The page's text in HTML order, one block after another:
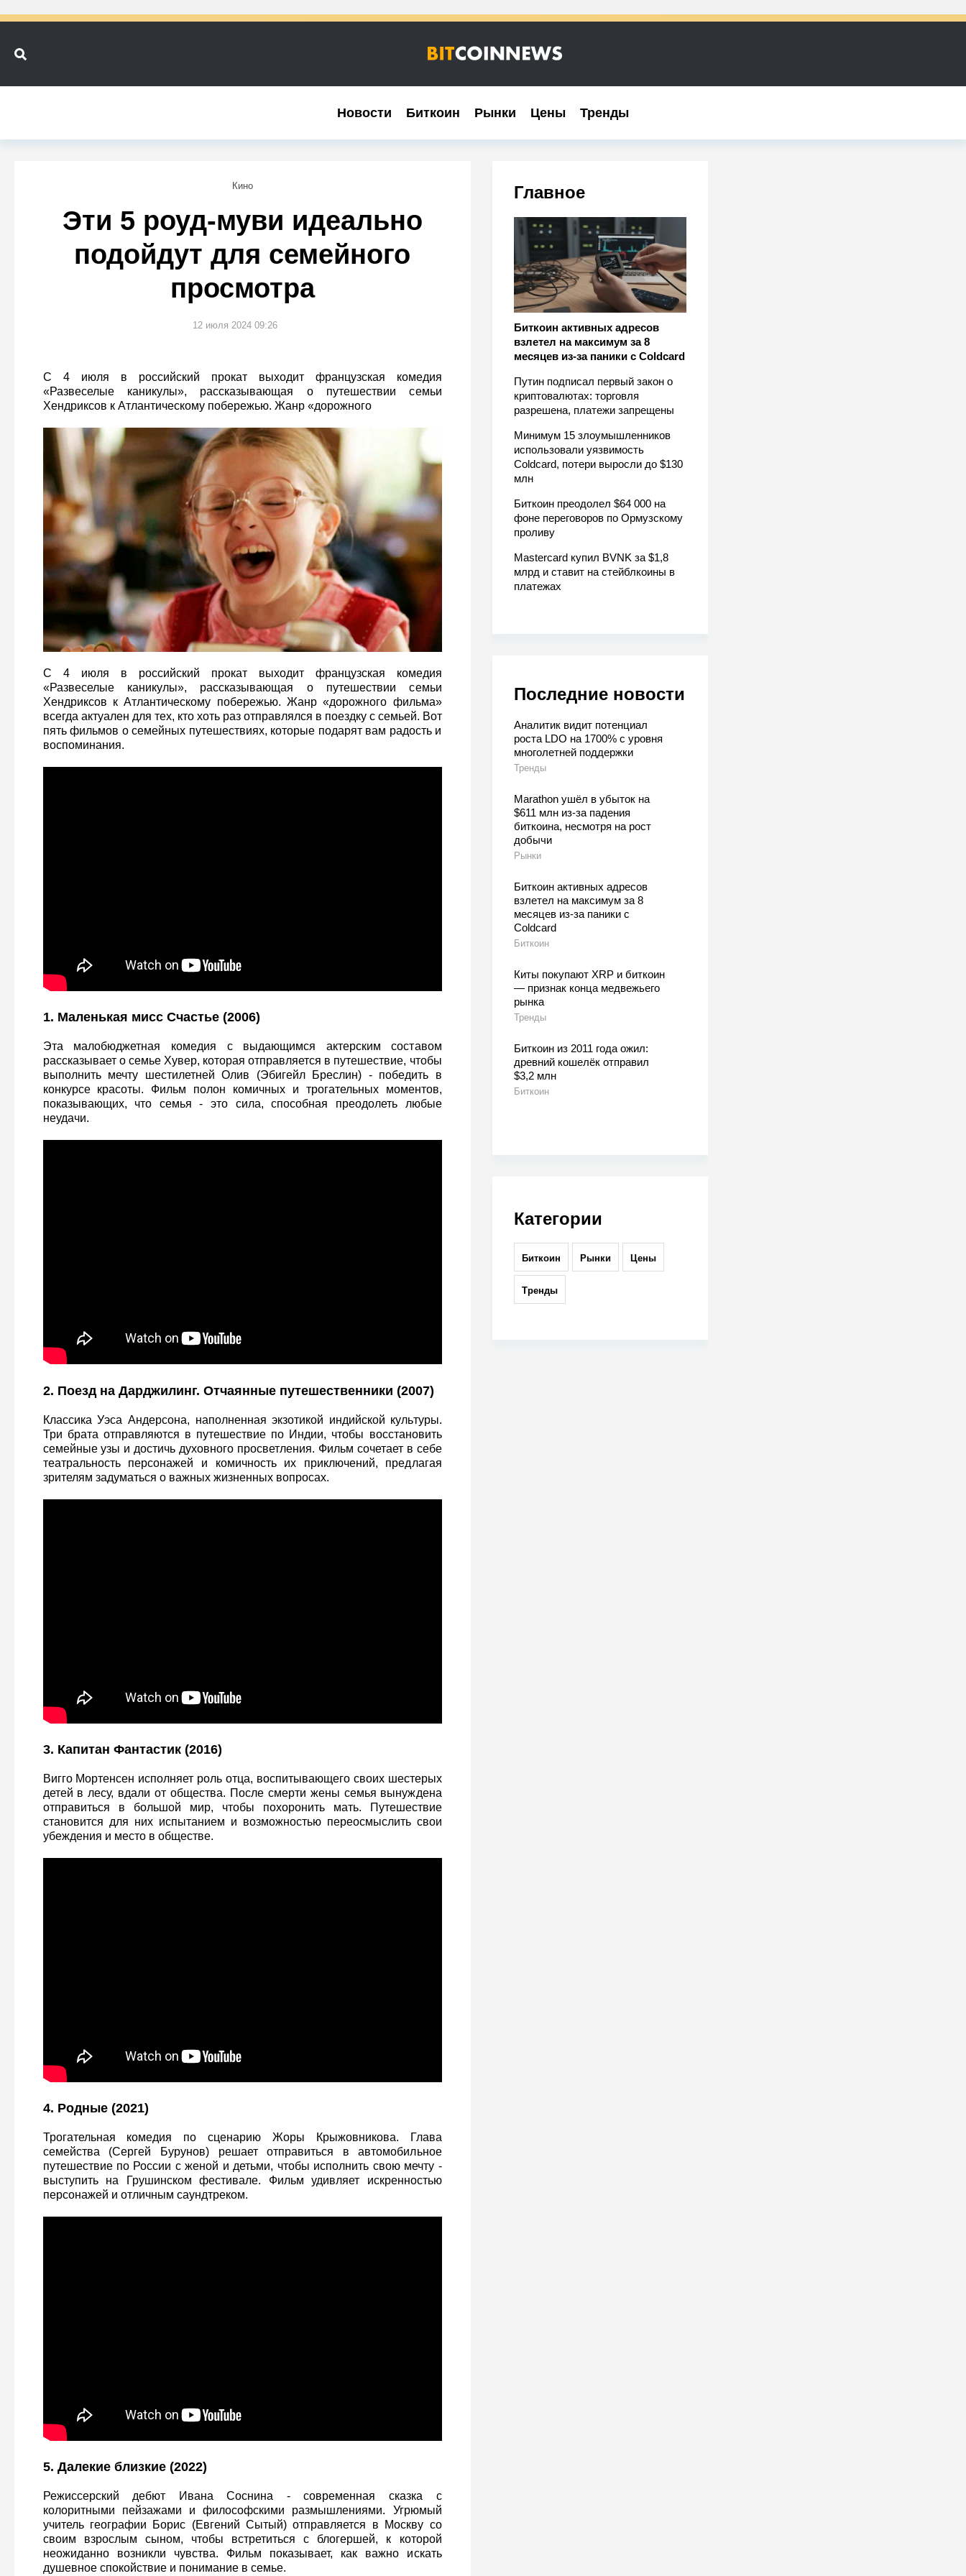
Новости Биткоин Рынки Цены Тренды
Новости Биткоин Рынки Цены Тренды
Главное
Биткоин активных адресов
взлетел на максимум за 8
месяцев из-за паники с Coldcard
Путин подписал первый закон о
криптовалютах: торговля
разрешена, платежи запрещены
Минимум 15 злоумышленников
использовали уязвимость
Coldcard, потери выросли до $130
млн
Биткоин преодолел $64 000 на
фоне переговоров по Ормузскому
проливу
Mastercard купил BVNK за $1,8
млрд и ставит на стейблкоины в
платежах
Последние новости
Аналитик видит потенциал
роста LDO на 1700% с уровня
многолетней поддержки
Тренды
Marathon ушёл в убыток на
$611 млн из-за падения
биткоина, несмотря на рост
добычи
Рынки
Биткоин активных адресов
взлетел на максимум за 8
месяцев из-за паники с
Coldcard
Биткоин
Киты покупают XRP и биткоин
— признак конца медвежьего
рынка
Тренды
Биткоин из 2011 года ожил:
древний кошелёк отправил
$3,2 млн
Биткоин
Категории
Биткоин Рынки Цены
Тренды
Кино
Эти 5 роуд-муви идеально
подойдут для семейного
просмотра
12 июля 2024 09:26
С 4 июля в российский прокат выходит французская комедия
«Развеселые каникулы», рассказывающая о путешествии семьи
Хендриксов к Атлантическому побережью. Жанр «дорожного
С 4 июля в российский прокат выходит французская комедия
«Развеселые каникулы», рассказывающая о путешествии семьи
Хендриксов к Атлантическому побережью. Жанр «дорожного фильма»
всегда актуален для тех, кто хоть раз отправлялся в поездку с семьей. Вот
пять фильмов о семейных путешествиях, которые подарят вам радость и
воспоминания.
1. Маленькая мисс Счастье (2006)
Эта малобюджетная комедия с выдающимся актерским составом
рассказывает о семье Хувер, которая отправляется в путешествие, чтобы
выполнить мечту шестилетней Олив (Эбигейл Бреслин) - победить в
конкурсе красоты. Фильм полон комичных и трогательных моментов,
показывающих, что семья - это сила, способная преодолеть любые
неудачи.
2. Поезд на Дарджилинг. Отчаянные путешественники (2007)
Классика Уэса Андерсона, наполненная экзотикой индийской культуры.
Три брата отправляются в путешествие по Индии, чтобы восстановить
семейные узы и достичь духовного просветления. Фильм сочетает в себе
театральность персонажей и комичность их приключений, предлагая
зрителям задуматься о важных жизненных вопросах.
3. Капитан Фантастик (2016)
Вигго Мортенсен исполняет роль отца, воспитывающего своих шестерых
детей в лесу, вдали от общества. После смерти жены семья вынуждена
отправиться в большой мир, чтобы похоронить мать. Путешествие
становится для них испытанием и возможностью переосмыслить свои
убеждения и место в обществе.
4. Родные (2021)
Трогательная комедия по сценарию Жоры Крыжовникова. Глава
семейства (Сергей Бурунов) решает отправиться в автомобильное
путешествие по России с женой и детьми, чтобы исполнить свою мечту -
выступить на Грушинском фестивале. Фильм удивляет искренностью
персонажей и отличным саундтреком.
5. Далекие близкие (2022)
Режиссерский дебют Ивана Соснина - современная сказка с
колоритными пейзажами и философскими размышлениями. Угрюмый
учитель географии Борис (Евгений Сытый) отправляется в Москву со
своим взрослым сыном, чтобы встретиться с блогершей, к которой
неожиданно возникли чувства. Фильм показывает, как важно искать
душевное спокойствие и понимание в семье.